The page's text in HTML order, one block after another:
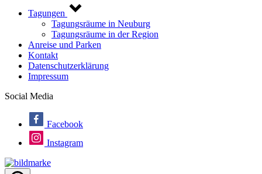
Tagungen
Tagungsräume in Neuburg
Tagungsräume in der Region
Anreise und Parken
Kontakt
Datenschutzerklärung
Impressum
Social Media
Facebook
Instagram